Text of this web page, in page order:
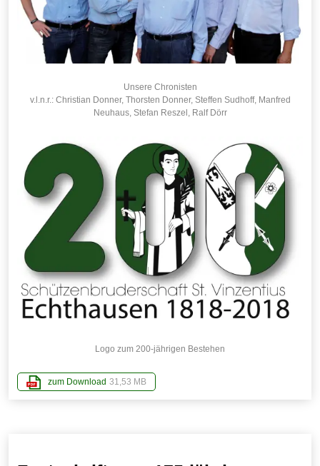
Unsere Chronisten
v.l.n.r.: Christian Donner, Thorsten Donner, Steffen Sudhoff, Manfred
Neuhaus, Stefan Reszel, Ralf Dörr
Logo zum 200-jährigen Bestehen
zum Download 31,53 MB